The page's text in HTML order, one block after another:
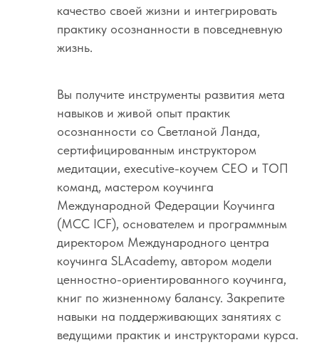
качество своей жизни и интегрировать
практику осознанности в повседневную
жизнь.
Вы получите инструменты развития мета
навыков и живой опыт практик
осознанности со Светланой Ланда,
сертифицированным инструктором
медитации, executive-коучем СЕО и ТОП
команд, мастером коучинга
Международной Федерации Коучинга
(МСС ICF), основателем и программным
директором Международного центра
коучинга SLAcademy, автором модели
ценностно-ориентированного коучинга,
книг по жизненному балансу. Закрепите
навыки на поддерживающих занятиях с
ведущими практик и инструкторами курса.